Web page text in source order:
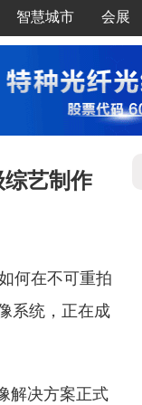
智慧城市 会展
综艺制作
何在不可重拍
系统，正在成
解决方案正式